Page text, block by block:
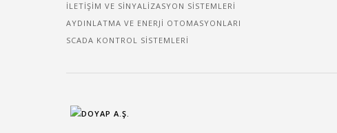
İLETIŞIM VE SINYALIZASYON SISTEMLERI
AYDINLATMA VE ENERJI OTOMASYONLARI
SCADA KONTROL SISTEMLERI